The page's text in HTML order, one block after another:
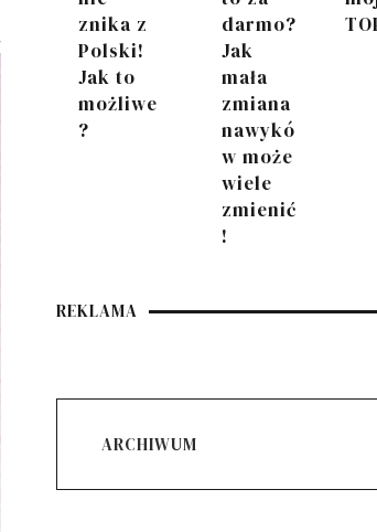
znika z
Polski!
Jak to
możliwe
?
darmo?
Jak
mała
zmiana
nawykó
w może
wiele
zmienić
!
REKLAMA
ARCHIWUM